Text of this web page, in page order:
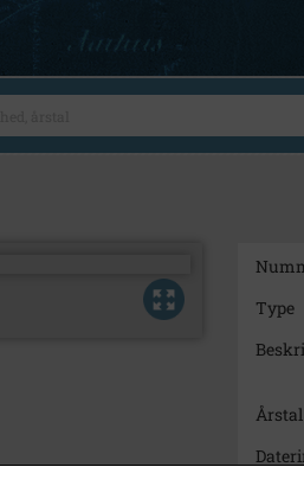
Type
Årstal